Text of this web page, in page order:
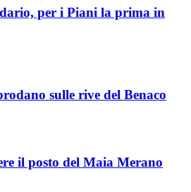
per i Piani la prima in
sulle rive del Benaco
il posto del Maia Merano